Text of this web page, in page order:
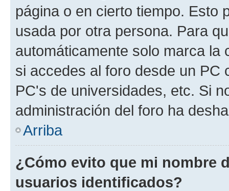
página o en cierto tiempo. Esto
usada por otra persona. Para
automáticamente solo marca la
si accedes al foro desde un PC
PC's de universidades, etc. Si
administración del foro ha
Arriba
¿Cómo evito que mi nombre
usuarios identificados?